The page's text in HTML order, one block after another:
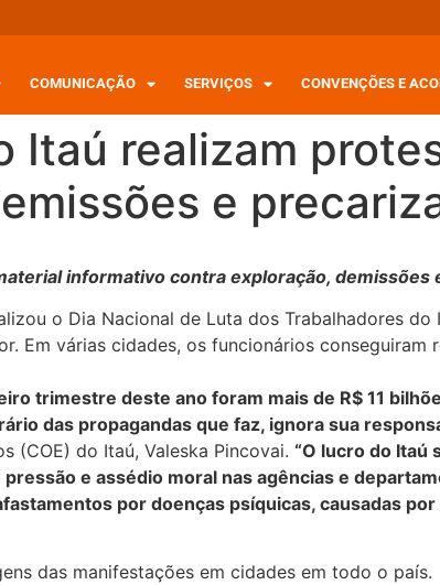
COMUNICAÇÃO SERVIÇOS CONVENÇÕES E
Itaú realizam
e
informativo contra exploração, demissões
o Dia Nacional de Luta dos Trabalhadores
Em várias cidades, os funcionários conseguiram
trimestre deste ano foram mais de R$ 11
das propagandas que faz, ignora sua
(COE) do Itaú, Valeska Pincovai. “O lucro do Itaú
e assédio moral nas agências e
por doenças psíquicas, causadas
das manifestações em cidades em todo o país.